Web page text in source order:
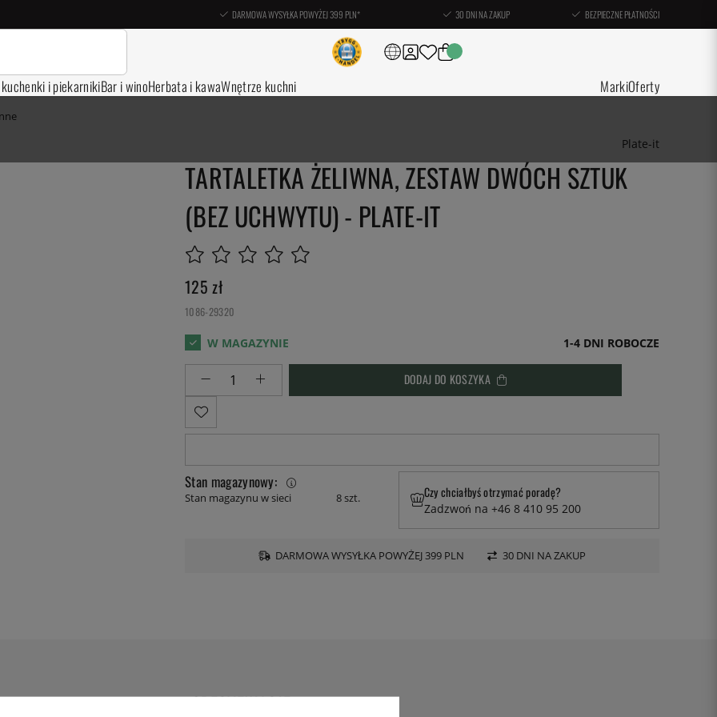
DARMOWA WYSYŁKA POWYŻEJ 399 PLN* 30 DNI NA ZAKUP BEZPIECZNE PŁATNOŚCI
i piekarnikiBar i winoHerbata i kawaWnętrze kuchni MarkiOferty
Plate-it
TARTALETKA ŻELIWNA, ZESTAW DWÓCH SZTUK
(BEZ UCHWYTU) - PLATE-IT
125 zł
1086-29320
1-4 DNI ROBOCZE
DODAJ DO KOSZYKA
Stan magazynowy:
Stan magazynu w sieci 8 szt. Czy chciałbyś otrzymać poradę?
Zadzwoń na +46 8 410 95 200
DARMOWA WYSYŁKA POWYŻEJ 399 PLN 30 DNI NA ZAKUP
SPECYFIKACJE